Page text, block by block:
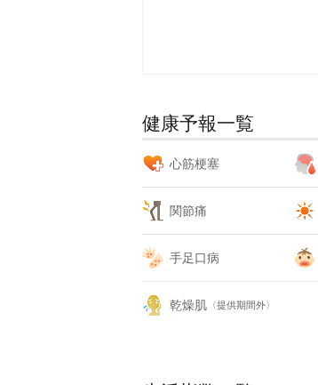
健康予報一覧
心筋梗塞
関節痛
手足口病
乾燥肌 〈提供期間外〉